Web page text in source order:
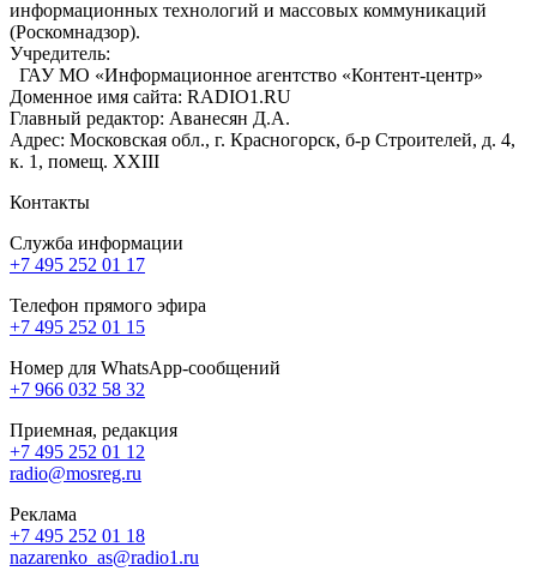
информационных технологий и массовых коммуникаций
(Роскомнадзор).
Учредитель:
ГАУ МО «Информационное агентство «Контент-центр»
Доменное имя сайта: RADIO1.RU
Главный редактор: Аванесян Д.А.
Адрес: Московская обл., г. Красногорск, б-р Строителей, д. 4,
к. 1, помещ. XXIII
Контакты
Служба информации
+7 495 252 01 17
Телефон прямого эфира
+7 495 252 01 15
Номер для WhatsApp-сообщений
+7 966 032 58 32
Приемная, редакция
+7 495 252 01 12
radio@mosreg.ru
Реклама
+7 495 252 01 18
nazarenko_as@radio1.ru